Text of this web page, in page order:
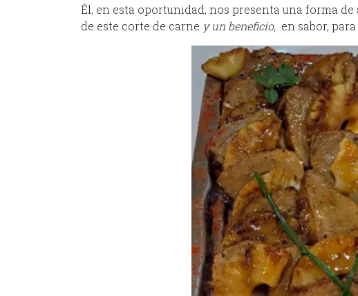
Él, en esta oportunidad, nos presenta una forma
de este corte de carne y un beneficio, en sabor,